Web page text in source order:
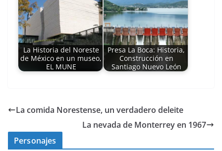
La Historia del Noreste
de México en un museo,
EL MUNE
Presa La Boca: Historia,
Construcción en
Santiago Nuevo León
La comida Norestense, un verdadero deleite
La nevada de Monterrey en 1967
Personajes